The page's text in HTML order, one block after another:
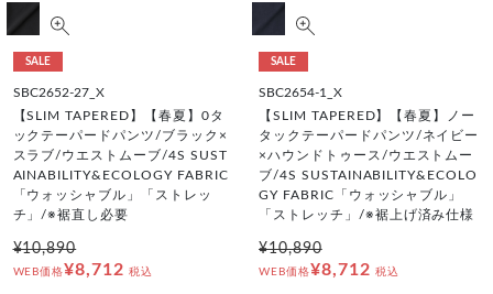
SALE
SBC2652-27_X
【SLIM TAPERED】【春夏】0タ
ックテーパードパンツ/ブラック×
スラブ/ウエストムーブ/4S SUST
AINABILITY&ECOLOGY FABRIC
「ウォッシャブル」「ストレッ
チ」/※裾直し必要
¥10,890
WEB価格¥8,712 税込
SALE
SBC2654-1_X
【SLIM TAPERED】【春夏】ノー
タックテーパードパンツ/ネイビー
×ハウンドトゥース/ウエストムー
ブ/4S SUSTAINABILITY&ECOLO
GY FABRIC「ウォッシャブル」
「ストレッチ」/※裾上げ済み仕様
¥10,890
WEB価格¥8,712 税込